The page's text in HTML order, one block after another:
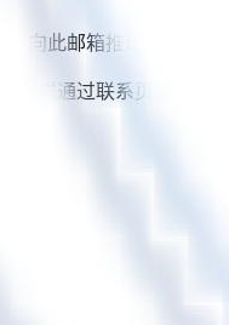
德向此邮箱推送行业资讯
件或通过联系页通知我